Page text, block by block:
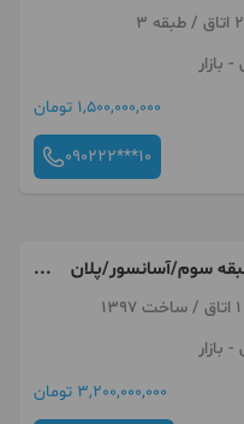
- بازار
1,500,000,000 تومان
090222***10
طبقه سوم/آسانسور/پلان
- بازار
3,200,000,000 تومان